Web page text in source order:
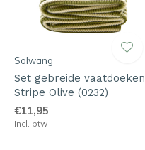
Solwang
Set gebreide vaatdoeken
Stripe Olive (0232)
€11,95
Incl. btw